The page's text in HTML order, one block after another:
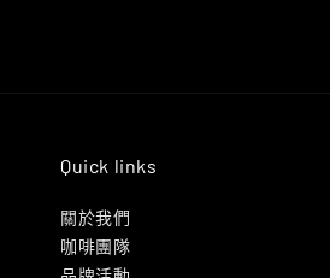
Quick links
關於我們
咖啡團隊